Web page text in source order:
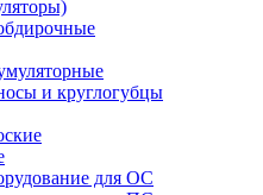
и круглогубцы
для ОС